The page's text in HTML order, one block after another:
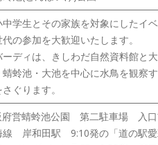
学生とその家族を対象にしたイ
の参加を大歓迎いたします。
ディは、きしわだ自然資料館と
蛉池・大池を中心に水鳥を観察
ぐります。
営蜻蛉池公園 第二駐車場 入
岸和田駅 9:10発の「道の駅愛